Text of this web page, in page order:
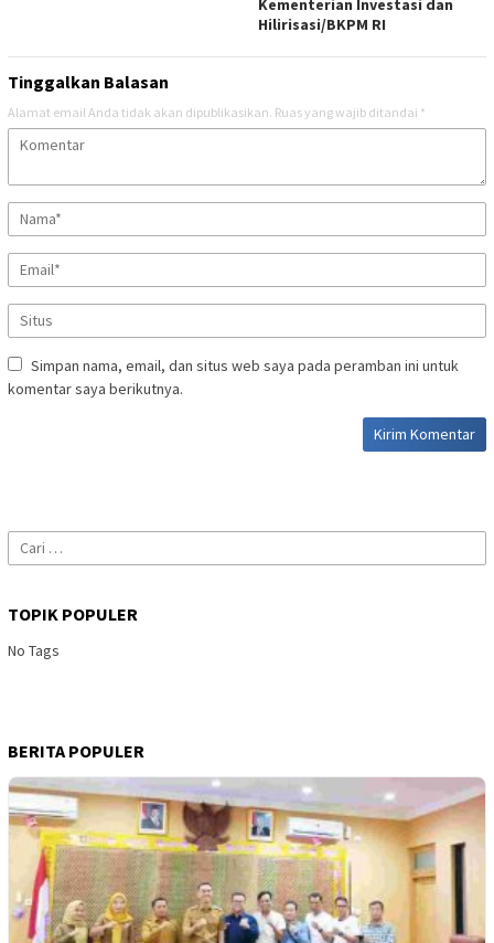
Hilirisasi/BKPM RI
Tinggalkan Balasan
Alamat email Anda tidak akan dipublikasikan. Ruas yang wajib ditandai *
Simpan nama, email, dan situs web saya pada peramban ini untuk
komentar saya berikutnya.
Cari
untuk:
TOPIK POPULER
No Tags
BERITA POPULER